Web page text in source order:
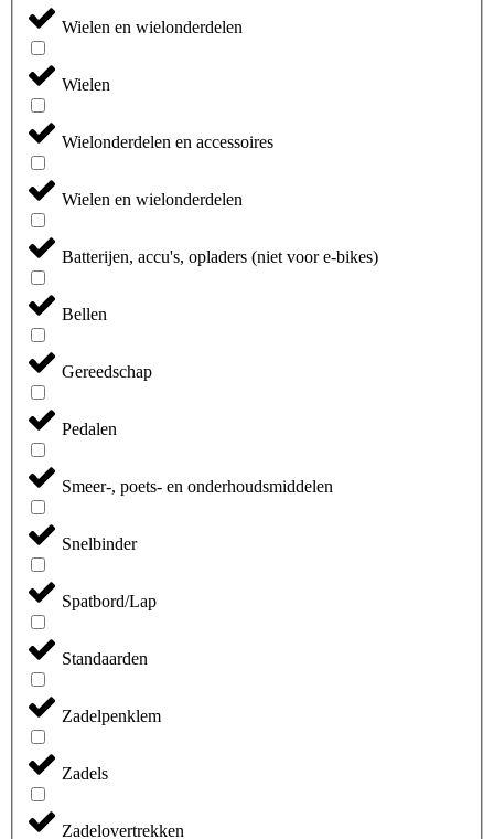
Wielen en wielonderdelen
Wielen
Wielonderdelen en accessoires
Wielen en wielonderdelen
Batterijen, accu's, opladers (niet voor e-bikes)
Bellen
Gereedschap
Pedalen
Smeer-, poets- en onderhoudsmiddelen
Snelbinder
Spatbord/Lap
Standaarden
Zadelpenklem
Zadels
Zadelovertrekken